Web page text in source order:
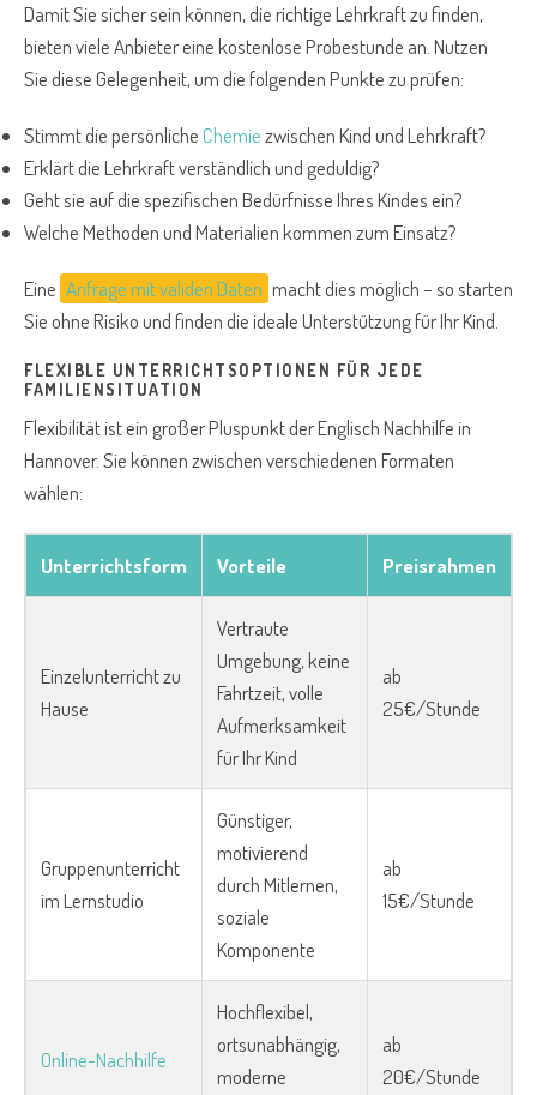
Damit Sie sicher sein können, die richtige Lehrkraft zu finden,
bieten viele Anbieter eine kostenlose Probestunde an. Nutzen
Sie diese Gelegenheit, um die folgenden Punkte zu prüfen:
Stimmt die persönlicheChemiezwischen Kind und Lehrkraft?
Erklärt die Lehrkraft verständlich und geduldig?
Geht sie auf die spezifischen Bedürfnisse Ihres Kindes ein?
Welche Methoden und Materialien kommen zum Einsatz?
Eine Anfrage mit validen Daten macht dies möglich – so starten
Sie ohne Risiko und finden die ideale Unterstützung für Ihr Kind.
FLEXIBLE UNTERRICHTSOPTIONEN FÜR JEDE
FAMILIENSITUATION
Flexibilität ist ein großer Pluspunkt der Englisch Nachhilfe in
Hannover. Sie können zwischen verschiedenen Formaten
wählen:
Unterrichtsform Vorteile Preisrahmen
Einzelunterricht zu
Hause
Vertraute
Umgebung, keine
Fahrtzeit, volle
Aufmerksamkeit
für Ihr Kind
ab
25€/Stunde
Gruppenunterricht
im Lernstudio
Günstiger,
motivierend
durch Mitlernen,
soziale
Komponente
ab
15€/Stunde
Online-Nachhilfe
Hochflexibel,
ortsunabhängig,
moderne
ab
20€/Stunde